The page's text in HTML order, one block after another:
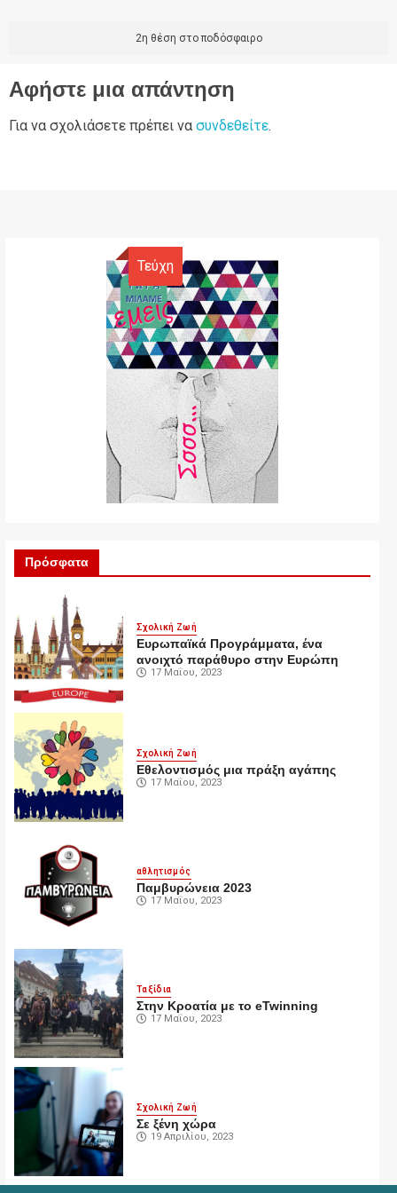
2η θέση στο ποδόσφαιρο
Αφήστε μια απάντηση
Για να σχολιάσετε πρέπει να συνδεθείτε.
Τεύχη
Πρόσφατα
Σχολική Ζωή
Ευρωπαϊκά Προγράμματα, ένα
ανοιχτό παράθυρο στην Ευρώπη
17 Μαΐου, 2023
Σχολική Ζωή
Εθελοντισμός μια πράξη αγάπης
17 Μαΐου, 2023
αθλητισμός
Παμβυρώνεια 2023
17 Μαΐου, 2023
Ταξίδια
Στην Κροατία με το eTwinning
17 Μαΐου, 2023
Σχολική Ζωή
Σε ξένη χώρα
19 Απριλίου, 2023